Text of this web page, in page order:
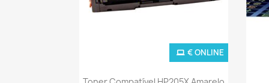
Ver+
€ ONLINE